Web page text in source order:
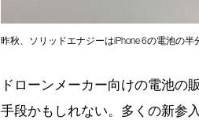
昨秋、ソリッドエナジーはiPhone 6の電池の
ドローンメーカー向けの電池の
手段かもしれない。多くの新参